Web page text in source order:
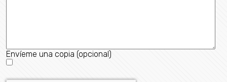
Envíeme una copia (opcional)